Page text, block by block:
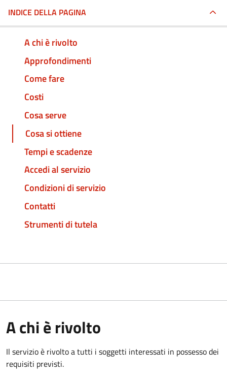
INDICE DELLA PAGINA
A chi è rivolto
Approfondimenti
Come fare
Costi
Cosa serve
Cosa si ottiene
Tempi e scadenze
Accedi al servizio
Condizioni di servizio
Contatti
Strumenti di tutela
A chi è rivolto
Il servizio è rivolto a tutti i soggetti interessati in possesso dei
requisiti previsti.